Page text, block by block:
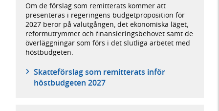
Om de förslag som remitterats kommer att
presenteras i regeringens budgetproposition för
2027 beror på valutgången, det ekonomiska läget,
reformutrymmet och finansieringsbehovet samt de
överläggningar som förs i det slutliga arbetet med
höstbudgeten.
Skatteförslag som remitterats inför
höstbudgeten 2027